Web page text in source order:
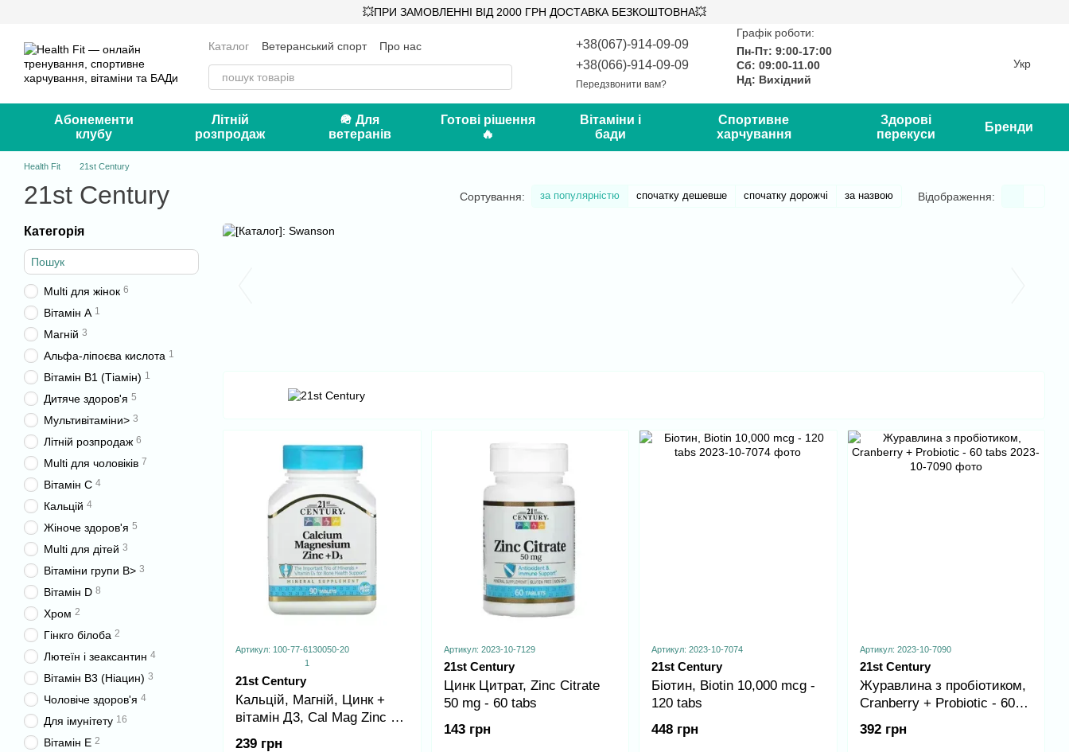
💥ПРИ ЗАМОВЛЕННІ ВІД 2000 ГРН ДОСТАВКА БЕЗКОШТОВНА💥
Каталог Ветеранський спорт
Про нас
Оплата і доставка
Сертифікати
Відгуки про магазин
Контакти
Блог
+38(067)-914-09-09
+38(066)-914-09-09
Передзвонити вам?
Графік роботи:
Пн-Пт: 9:00-17:00
Сб: 09:00-11.00
Нд: Вихідний
Укр
Абонементи
клубу
Літній
розпродаж
🪖 Для
ветеранів
Готові рішення
🔥
Вітаміни і
бади
Спортивне
харчування
Здорові
перекуси
Бренди
Health Fit 21st Century
21st Century Сортування: за популярністю спочатку дешевше спочатку дорожчі за назвою Відображення:
Артикул: 100-77-6130050-20
1
21st Century
Кальцій, Магній, Цинк +
вітамін Д3, Cal Mag Zinc +
D - 90 tabs
239 грн
Артикул: 2023-10-7129
21st Century
Цинк Цитрат, Zinc Citrate
50 mg - 60 tabs
143 грн
Артикул: 2023-10-7074
21st Century
Біотин, Biotin 10,000 mcg -
120 tabs
448 грн
Артикул: 2023-10-7090
21st Century
Журавлина з пробіотиком,
Cranberry + Probiotic - 60
tabs
392 грн
Категорія
Multi для жінок 6
Вітамін А 1
Магній 3
Альфа-ліпоєва кислота 1
Вітамін B1 (Тіамін) 1
Дитяче здоров'я 5
Мультивітаміни> 3
Літній розпродаж 6
Multi для чоловіків 7
Вітамін C 4
Кальцій 4
Жіноче здоров'я 5
Multi для дітей 3
Вітаміни групи B> 3
Вітамін D 8
Хром 2
Гінкго білоба 2
Лютеїн і зеаксантин 4
Вітамін B3 (Ніацин) 3
Чоловіче здоров'я 4
Для імунітету 16
Вітамін E 2